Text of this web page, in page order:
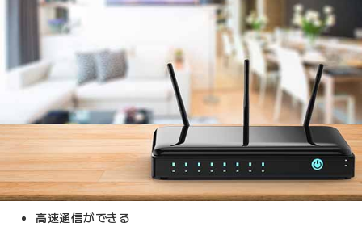
高速通信ができる